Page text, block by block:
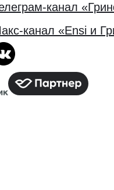
канал
канал «Ensi и